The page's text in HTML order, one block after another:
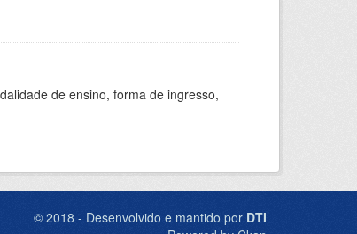
de ensino, forma de ingresso,
© 2018 - Desenvolvido e mantido por DTI